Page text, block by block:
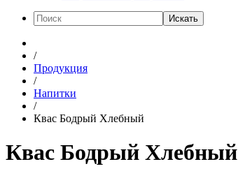
Искать
/
Продукция
/
Напитки
/
Квас Бодрый Хлебный
Квас Бодрый Хлебный